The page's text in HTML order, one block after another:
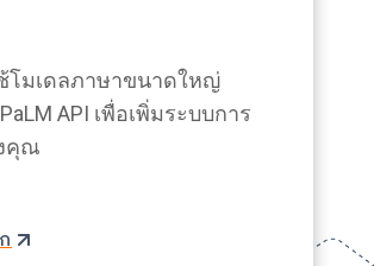
โมเดลภาษาขนาดใหญ่
API เพื่อเพิ่มระบบการ
คุณ